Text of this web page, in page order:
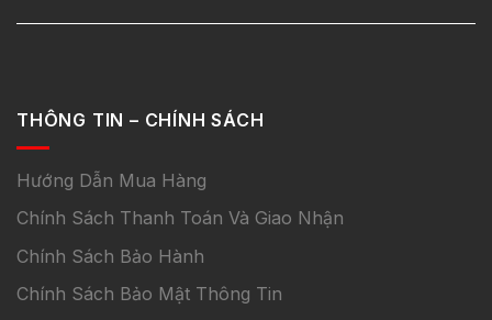
THÔNG TIN – CHÍNH SÁCH
Hướng Dẫn Mua Hàng
Chính Sách Thanh Toán Và Giao Nhận
Chính Sách Bảo Hành
Chính Sách Bảo Mật Thông Tin